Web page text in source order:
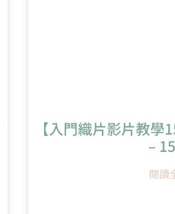
【入門織片影片教
–
閱讀